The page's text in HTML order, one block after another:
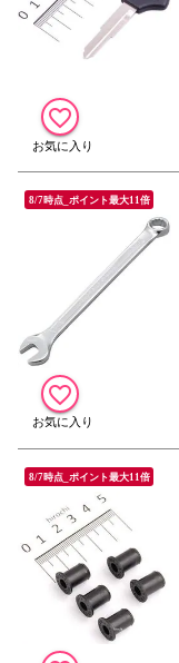
8/7時点_ポイント最大11倍
8/7時点_ポイント最大11倍